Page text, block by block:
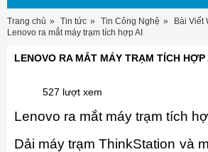
Trang chủ Tin tức Tin Công Nghệ
Bài Viết
Lenovo ra mắt máy trạm tích hợp AI
LENOVO RA MẮT MÁY TRẠM TÍCH HỢP
527 lượt xem
Lenovo ra mắt máy trạm tích
Dải máy trạm ThinkStation và